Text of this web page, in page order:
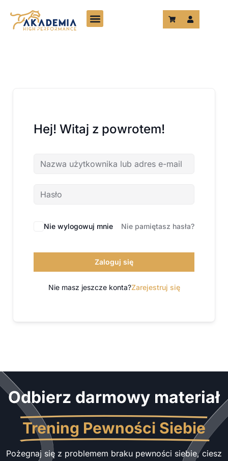
treści
Hej! Witaj z powrotem!
Nie wylogowuj mnie Nie pamiętasz hasła?
Zaloguj się
Nie masz jeszcze konta?Zarejestruj się
Odbierz darmowy materiał
Trening Pewności Siebie
Pożegnaj się z problemem braku pewności siebie, ciesz